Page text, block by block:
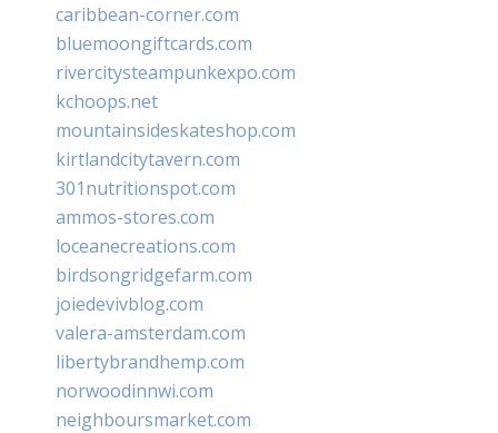
caribbean-corner.com
bluemoongiftcards.com
rivercitysteampunkexpo.com
kchoops.net
mountainsideskateshop.com
kirtlandcitytavern.com
301nutritionspot.com
ammos-stores.com
loceanecreations.com
birdsongridgefarm.com
joiedevivblog.com
valera-amsterdam.com
libertybrandhemp.com
norwoodinnwi.com
neighboursmarket.com